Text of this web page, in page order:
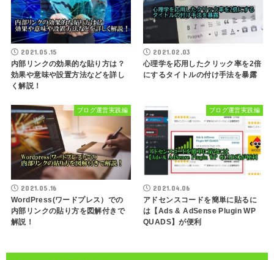
2021.05.15
内部リンクの効果的な貼り方は？
効果や意味や設置方法などを詳し
く解説！
2021.02.03
心理学を応用したクリック率を2倍
にするタイトルの付け手法を暴露
ブログ運営実践編
2021.05.16
WordPress(ワードプレス）での
内部リンクの貼り方を図解付きで
解説！
ブログ運営実践編
2021.04.06
アドセンスコードを簡単に貼るに
は【Ads & AdSense Plugin WP
QUADS】が便利